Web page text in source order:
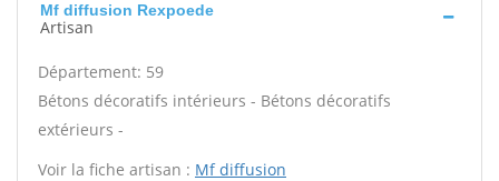
Mf diffusion Rexpoede
Artisan
Département: 59
Bétons décoratifs intérieurs - Bétons décoratifs
extérieurs -
Voir la fiche artisan : Mf diffusion